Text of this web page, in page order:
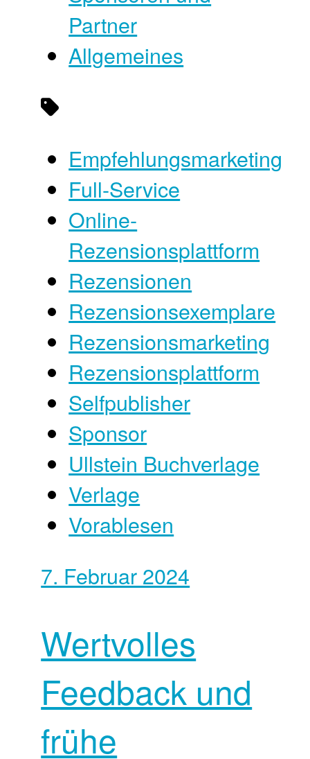
Partner
Allgemeines
Empfehlungsmarketing
Full-Service
Online-
Rezensionsplattform
Rezensionen
Rezensionsexemplare
Rezensionsmarketing
Rezensionsplattform
Selfpublisher
Sponsor
Ullstein Buchverlage
Verlage
Vorablesen
7. Februar 2024
Wertvolles
Feedback und
frühe